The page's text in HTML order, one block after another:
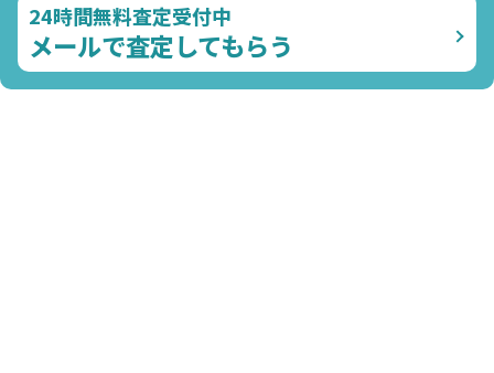
24時間無料査定受付中
メールで査定してもらう